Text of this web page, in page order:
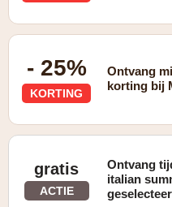
- 25%
KORTING
Ontvang
korting bij
gratis
ACTIE
Ontvang
italian